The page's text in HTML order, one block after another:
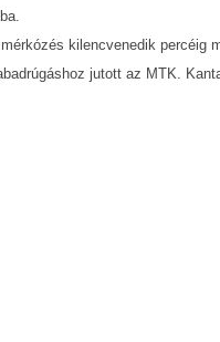
kilencvenedik percéig
jutott az MTK.